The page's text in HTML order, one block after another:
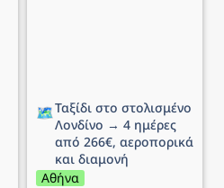
🗺️Ταξίδι στο στολισμένο
Λονδίνο → 4 ημέρες
από 266€, αεροπορικά
και διαμονή
Αθήνα